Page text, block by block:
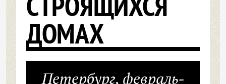
ДОМАХ
Петербург, февраль-